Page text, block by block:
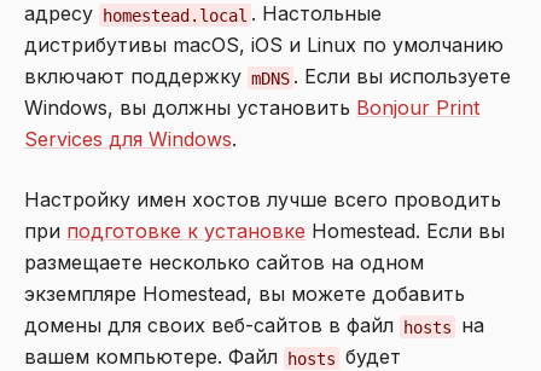
адресу homestead.local . Настольные
дистрибутивы macOS, iOS и Linux по умолчанию
включают поддержку mDNS . Если вы используете
Windows, вы должны установить Bonjour Print
Services для Windows.
Настройку имен хостов лучше всего проводить
при подготовке к установке Homestead. Если вы
размещаете несколько сайтов на одном
экземпляре Homestead, вы можете добавить
домены для своих веб-сайтов в файл hosts
на
вашем компьютере. Файл hosts будет